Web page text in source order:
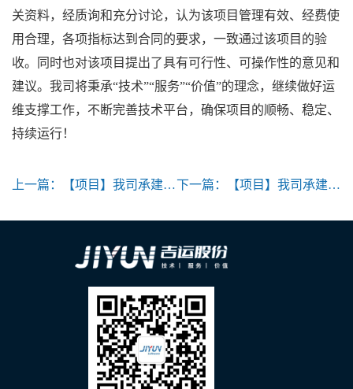
关资料，经质询和充分讨论，认为该项目管理有效、经费使
用合理，各项指标达到合同的要求，一致通过该项目的验
收。同时也对该项目提出了具有可行性、可操作性的意见和
建议。我司将秉承“技术”“服务”“价值”的理念，继续做好运
维支撑工作，不断完善技术平台，确保项目的顺畅、稳定、
持续运行！
上一篇： 【项目】我司承建的“金山区交通综合管理平台”项目通过专家组验收 下一篇： 【项目】我司承建的“金山区城市运行管理平台青少年综合服务子系统”正式启用